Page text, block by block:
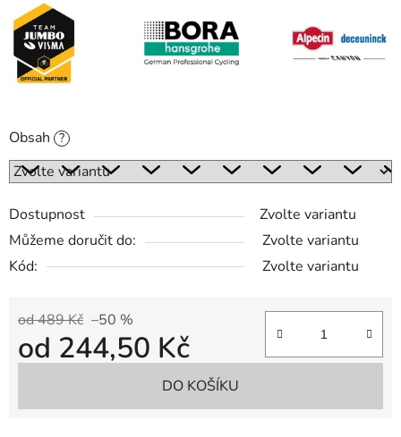
Obsah ?
Dostupnost
Zvolte variantu
Můžeme doručit do:
Zvolte variantu
Kód:
Zvolte variantu
od 489 Kč –50 %
od 244,50 Kč
DO KOŠÍKU